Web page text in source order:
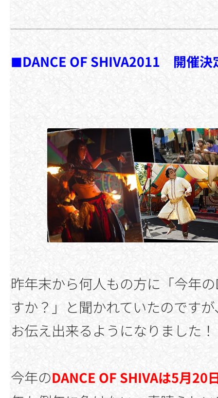
■DANCE OF SHIVA2011 開催決
昨年末から何人もの方に「今年の
すか？」と聞かれていたのです
お伝え出来るようになりました！
今年のDANCE OF SHIVAは5月20